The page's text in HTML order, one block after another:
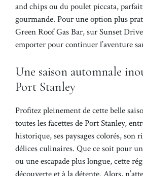
and chips ou du poulet piccata,
gourmande. Pour une option plus
Green Roof Gas Bar, sur Sunset
emporter pour continuer l’aventure
Une saison automnale
Port Stanley
Profitez pleinement de cette belle
toutes les facettes de Port Stanley,
historique, ses paysages colorés, son
délices culinaires. Que ce soit pour
ou une escapade plus longue, cette